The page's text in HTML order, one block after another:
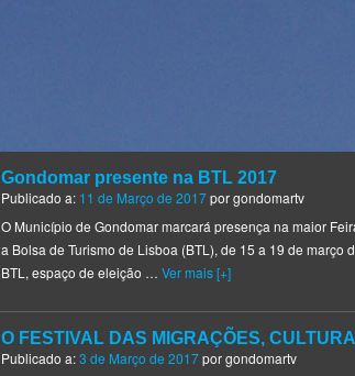
Gondomar presente na BTL 2017
Publicado a: 11 de Março de 2017porgondomartv
O Município de Gondomar marcará presença na maior
a Bolsa de Turismo de Lisboa (BTL), de 15 a 19 de março
BTL, espaço de eleição … Ver mais [+]
O FESTIVAL DAS MIGRAÇÕES,
Publicado a:3 de Março de 2017porgondomartv